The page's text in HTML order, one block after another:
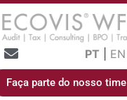
PT EN
Faça parte do nosso time